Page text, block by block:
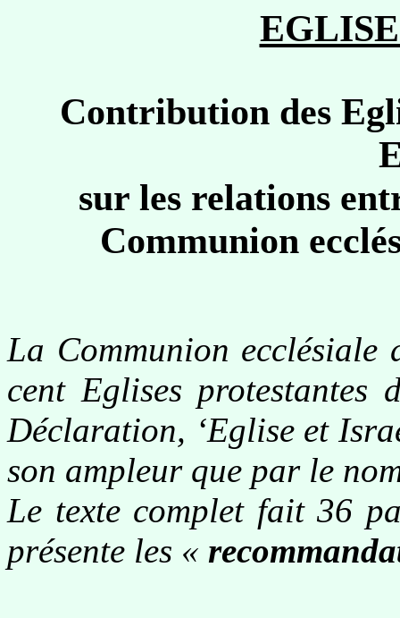
Contribution des
sur les relations
Communion
La Communion ecclésiale
cent Eglises protestantes
Déclaration, ‘Eglise et
son ampleur que par le
Le texte complet fait 36
présente les «